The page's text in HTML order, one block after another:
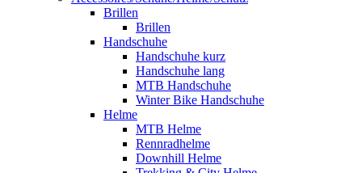
Brillen
Brillen
Handschuhe
Handschuhe kurz
Handschuhe lang
MTB Handschuhe
Winter Bike Handschuhe
Helme
MTB Helme
Rennradhelme
Downhill Helme